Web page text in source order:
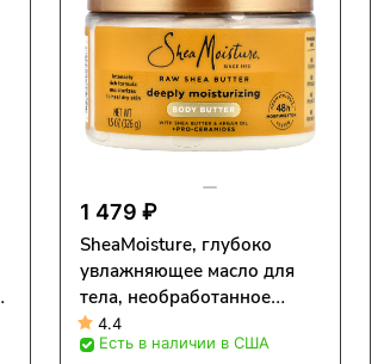
1 479 ₽
SheaMoisture, глубоко
увлажняющее масло для
тела, необработанное
масло ши, 326 г (11,5
унции)
4.4
Есть в наличии в США